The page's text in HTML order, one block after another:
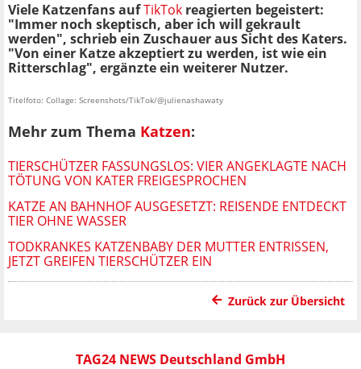
Viele Katzenfans aufTikTok reagierten begeistert:
"Immer noch skeptisch, aber ich will gekrault
werden", schrieb ein Zuschauer aus Sicht des Katers.
"Von einer Katze akzeptiert zu werden, ist wie ein
Ritterschlag", ergänzte ein weiterer Nutzer.
Titelfoto: Collage: Screenshots/TikTok/@julienashawaty
Mehr zum Thema Katzen:
TIERSCHÜTZER FASSUNGSLOS: VIER ANGEKLAGTE NACH
TÖTUNG VON KATER FREIGESPROCHEN
KATZE AN BAHNHOF AUSGESETZT: REISENDE ENTDECKT
TIER OHNE WASSER
TODKRANKES KATZENBABY DER MUTTER ENTRISSEN,
JETZT GREIFEN TIERSCHÜTZER EIN
Zurück zur Übersicht
TAG24 NEWS Deutschland GmbH